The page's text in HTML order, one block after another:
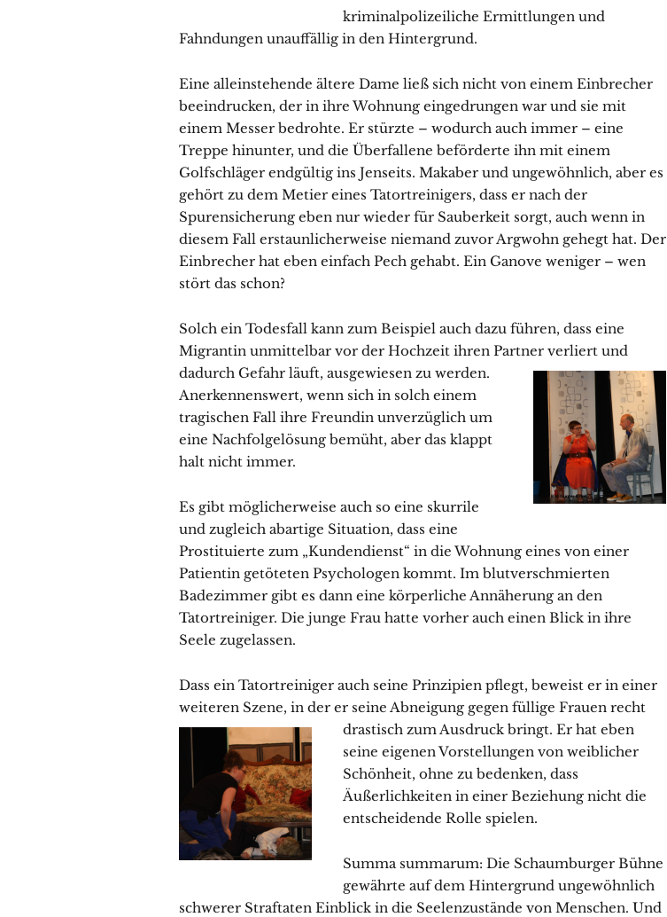
kriminalpolizeiliche Ermittlungen und
Fahndungen unauffällig in den Hintergrund.
Eine alleinstehende ältere Dame ließ sich nicht von einem Einbrecher
beeindrucken, der in ihre Wohnung eingedrungen war und sie mit
einem Messer bedrohte. Er stürzte – wodurch auch immer – eine
Treppe hinunter, und die Überfallene beförderte ihn mit einem
Golfschläger endgültig ins Jenseits. Makaber und ungewöhnlich, aber es
gehört zu dem Metier eines Tatortreinigers, dass er nach der
Spurensicherung eben nur wieder für Sauberkeit sorgt, auch wenn in
diesem Fall erstaunlicherweise niemand zuvor Argwohn gehegt hat. Der
Einbrecher hat eben einfach Pech gehabt. Ein Ganove weniger – wen
stört das schon?
Solch ein Todesfall kann zum Beispiel auch dazu führen, dass eine
Migrantin unmittelbar vor der Hochzeit ihren Partner verliert und
dadurch Gefahr läuft, ausgewiesen zu werden.
Anerkennenswert, wenn sich in solch einem
tragischen Fall ihre Freundin unverzüglich um
eine Nachfolgelösung bemüht, aber das klappt
halt nicht immer.
Es gibt möglicherweise auch so eine skurrile
und zugleich abartige Situation, dass eine
Prostituierte zum „Kundendienst“ in die Wohnung eines von einer
Patientin getöteten Psychologen kommt. Im blutverschmierten
Badezimmer gibt es dann eine körperliche Annäherung an den
Tatortreiniger. Die junge Frau hatte vorher auch einen Blick in ihre
Seele zugelassen.
Dass ein Tatortreiniger auch seine Prinzipien pflegt, beweist er in einer
weiteren Szene, in der er seine Abneigung gegen füllige Frauen recht
drastisch zum Ausdruck bringt. Er hat eben
seine eigenen Vorstellungen von weiblicher
Schönheit, ohne zu bedenken, dass
Äußerlichkeiten in einer Beziehung nicht die
entscheidende Rolle spielen.
Summa summarum: Die Schaumburger Bühne
gewährte auf dem Hintergrund ungewöhnlich
schwerer Straftaten Einblick in die Seelenzustände von Menschen. Und